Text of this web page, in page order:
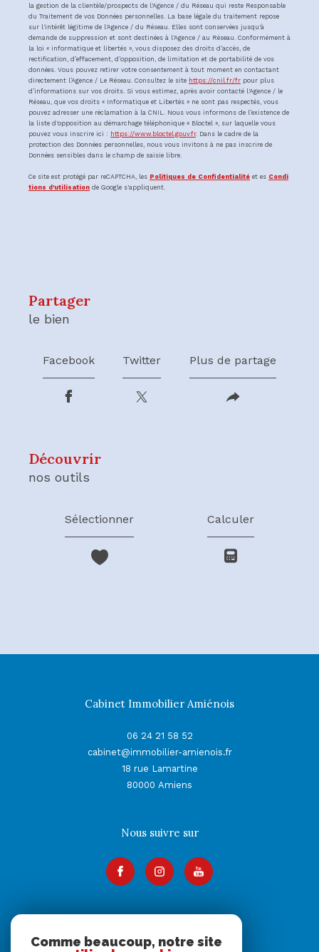
la gestion de la clientèle/prospects de l'Agence / du Réseau qui reste Responsable
du Traitement de vos Données personnelles. La base légale du traitement repose
sur l'intérêt légitime de l'Agence / du Réseau. Elles sont conservées jusqu'à
demande de suppression et sont destinées à l'Agence / au Réseau. Conformément à
la loi « informatique et libertés », vous disposez des droits d’accès, de
rectification, d’effacement, d’opposition, de limitation et de portabilité de vos
données. Vous pouvez retirer votre consentement à tout moment en contactant
directement l’Agence / Le Réseau. Consultez le site https://cnil.fr/fr pour plus
d’informations sur vos droits. Si vous estimez, après avoir contacté l'Agence / le
Réseau, que vos droits « Informatique et Libertés » ne sont pas respectés, vous
pouvez adresser une réclamation à la CNIL. Nous vous informons de l’existence de
la liste d'opposition au démarchage téléphonique « Bloctel », sur laquelle vous
pouvez vous inscrire ici : https://www.bloctel.gouv.fr. Dans le cadre de la
protection des Données personnelles, nous vous invitons à ne pas inscrire de
Données sensibles dans le champ de saisie libre.
Ce site est protégé par reCAPTCHA, les Politiques de Confidentialité et es Condi
tions d'utilisation de Google s'appliquent.
partager
le bien
Facebook Twitter Plus de partage
découvrir
nos outils
Sélectionner Calculer
Cabinet Immobilier Amiénois
06 24 21 58 52
cabinet@immobilier-amienois.fr
18 rue Lamartine
80000
Amiens
Nous suivre sur
Adhérents
Comme beaucoup, notre site